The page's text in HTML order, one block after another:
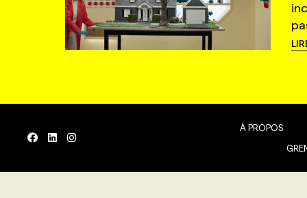
À PROPOS